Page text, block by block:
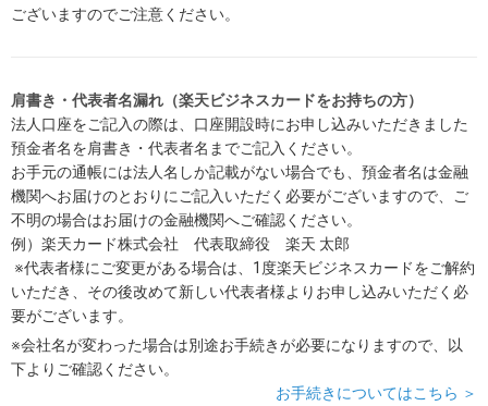
ございますのでご注意ください。
肩書き・代表者名漏れ（楽天ビジネスカードをお持ちの方）
法人口座をご記入の際は、口座開設時にお申し込みいただきました
預金者名を肩書き・代表者名までご記入ください。
お手元の通帳には法人名しか記載がない場合でも、預金者名は金融
機関へお届けのとおりにご記入いただく必要がございますので、ご
不明の場合はお届けの金融機関へご確認ください。
例）楽天カード株式会社 代表取締役 楽天 太郎
※代表者様にご変更がある場合は、1度楽天ビジネスカードをご解約
いただき、その後改めて新しい代表者様よりお申し込みいただく必
要がございます。
※会社名が変わった場合は別途お手続きが必要になりますので、以
下よりご確認ください。
お手続きについてはこちら ＞